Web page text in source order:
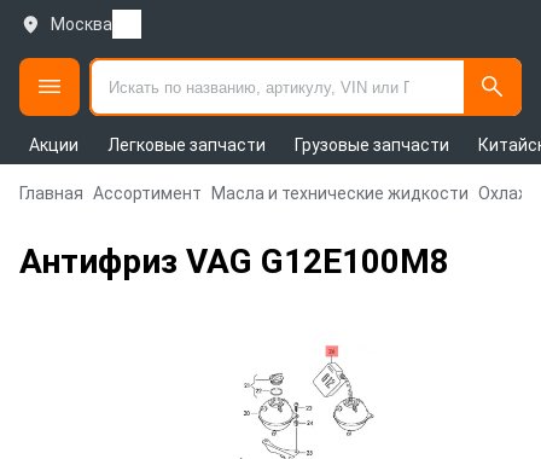
Москва
Акции Легковые запчасти Грузовые запчасти
Главная Ассортимент Масла и технические жидкости
Антифриз VAG G12E100M8